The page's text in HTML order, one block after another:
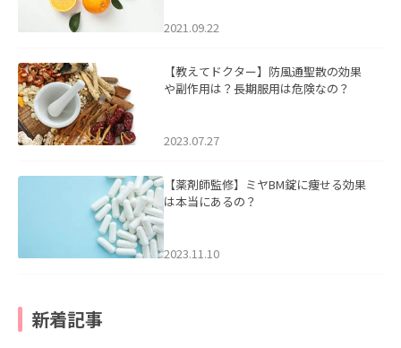
2021.09.22
【教えてドクター】防風通聖散の効果
や副作用は？長期服用は危険なの？
2023.07.27
【薬剤師監修】ミヤBM錠に痩せる効果
は本当にあるの？
2023.11.10
新着記事